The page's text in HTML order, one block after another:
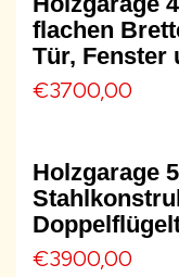
flachen
Tür, Fenster
€3700,00
Holzgarage
€3900,00